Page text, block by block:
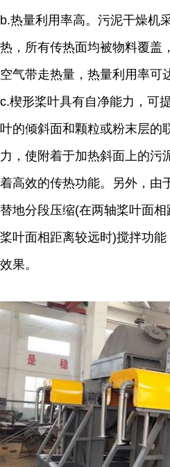
b.热量利用率高。污泥干燥机
热，所有传热面均被物料覆盖
空气带走热量，热量利用率可
c.楔形桨叶具有自净能力，可
叶的倾斜面和颗粒或粉末层的
力，使附着于加热斜面上的污
着高效的传热功能。另外，由
替地分段压缩(在两轴桨叶面
桨叶面相距离较远时)搅拌功
效果。